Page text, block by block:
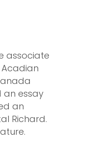
associate
an essay
an
Richard.